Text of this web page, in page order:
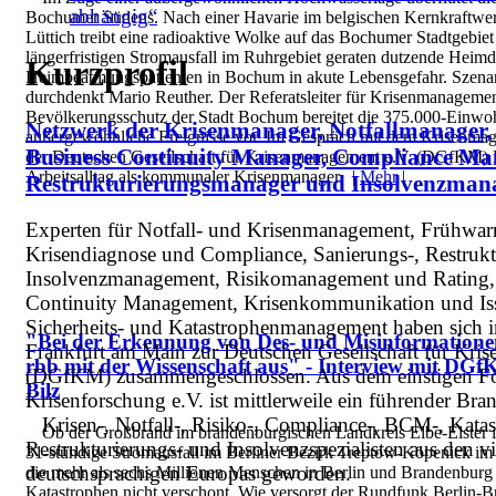
Bochumer Südens. Nach einer Havarie im belgischen
Lüttich treibt eine radioaktive Wolke auf das Bochumer
längerfristigen Stromausfall im Ruhrgebiet geraten dutzende
Heimbeatmungspatienten in Bochum in akute Lebensgefahr.
durchdenkt Mario Reuther. Der Referatsleiter für
Bevölkerungsschutz der Stadt Bochum bereitet die 375.000-
außergewöhnliche Ereignisse vor. Im Gespräch mit dem
der Deutschen Gesellschaft für Krisenmanagement e.V. (DGfKM)
Arbeitsalltag als kommunaler Krisenmanager. |Mehr|
"Bei der Erkennung von Des- und
rbb mit der Wissenschaft aus" - Interview mit
Bilz
Ob der Großbrand im brandenburgischen Landkreis Elbe-Elster
31-stündige Stromausfall im Berliner Bezirk Treptow-Köpenick im
die mehr als sechs Millionen Menschen in Berlin und
abhängig“
Kurzprofil
Netzwerk der Krisenmanager, Notfallmanager,
Business Continuity Manager, Compliance
Restrukturierungsmanager und
Experten für Notfall- und Krisenmanagement,
Krisendiagnose und Compliance, Sanierungs-,
Insolvenzmanagement, Risikomanagement und
Continuity Management, Krisenkommunikation und
Sicherheits- und Katastrophenmanagement haben sich
Frankfurt am Main zur Deutschen Gesellschaft für
(DGfKM) zusammengeschlossen. Aus dem einstigen
Krisenforschung e.V. ist mittlerweile ein führender
Krisen-, Notfall-, Risiko-, Compliance-, BCM-,
Restrukturierungs- und Insolvenzspezialisten aus den
deutschsprachigen Europas geworden.